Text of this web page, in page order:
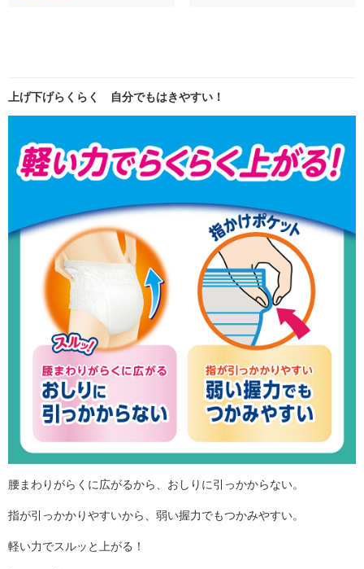
上げ下げらくらく 自分でもはきやすい！
腰まわりがらくに広がるから、おしりに引っかからない。
指が引っかかりやすいから、弱い握力でもつかみやすい。
軽い力でスルッと上がる！